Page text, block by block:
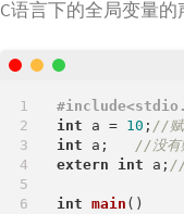
C语言下的全局变量的
#include
int a = 10 ; //赋
int
//没有
extern
int a; //
int main ()